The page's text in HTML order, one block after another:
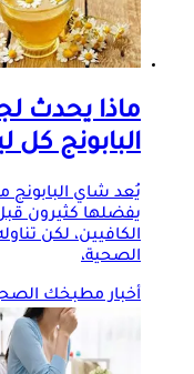
ماذا
البابونج كل
يُعد شاي البابونج
يفضلها كثيرون
الكافيين، لكن
الصحية،
أخبار مطبخك